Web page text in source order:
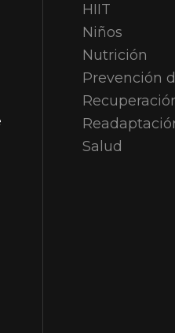
HIIT
Niños
Nutrición
Prevención
Salud